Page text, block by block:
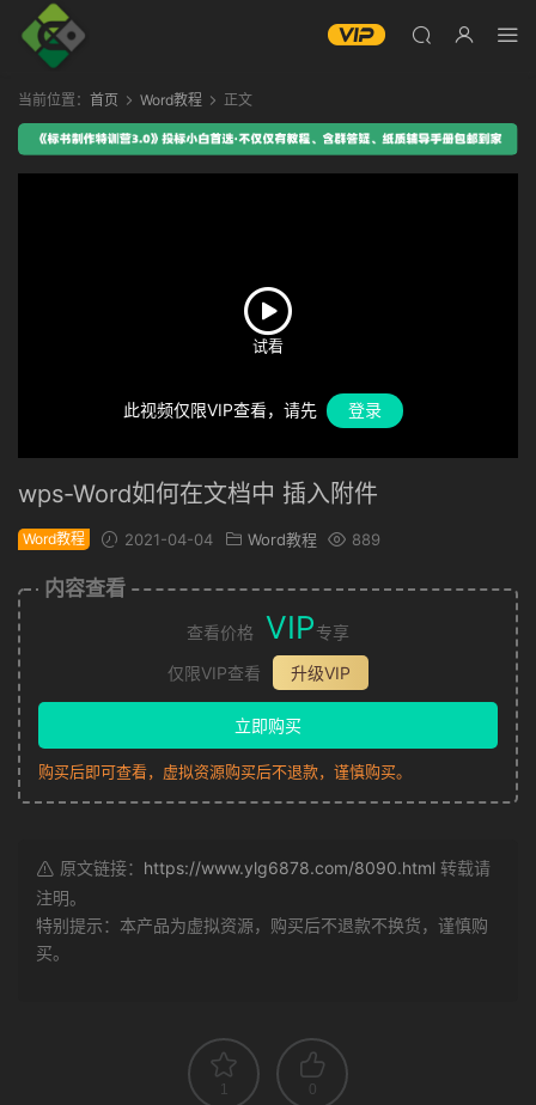
当前位置： 首页 Word教程 正文
此视频仅限VIP查看，请先 登录
wps-Word如何在文档中 插入附件
Word教程 2021-04-04 Word教程 889
内容查看
查看价格 VIP专享
仅限VIP查看
升级VIP
立即购买
购买后即可查看，虚拟资源购买后不退款，谨慎购买。
原文链接： https://www.ylg6878.com/8090.html 转载请
注明。
特别提示：本产品为虚拟资源，购买后不退款不换货，谨慎购
买。
1 0